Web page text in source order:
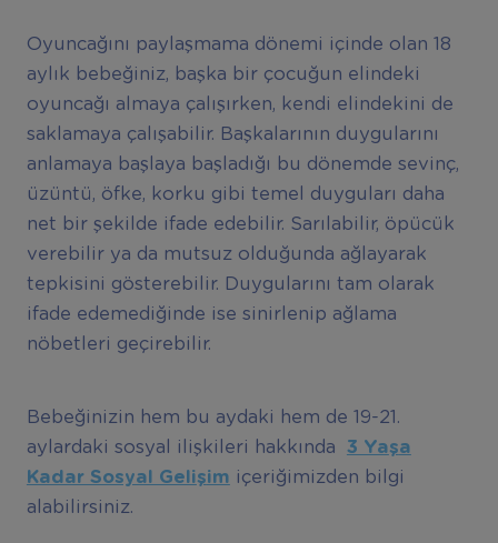
Oyuncağını paylaşmama dönemi içinde olan 18
aylık bebeğiniz, başka bir çocuğun elindeki
oyuncağı almaya çalışırken, kendi elindekini de
saklamaya çalışabilir. Başkalarının duygularını
anlamaya başlaya başladığı bu dönemde sevinç,
üzüntü, öfke, korku gibi temel duyguları daha
net bir şekilde ifade edebilir. Sarılabilir, öpücük
verebilir ya da mutsuz olduğunda ağlayarak
tepkisini gösterebilir. Duygularını tam olarak
ifade edemediğinde ise sinirlenip ağlama
nöbetleri geçirebilir.
Bebeğinizin hem bu aydaki hem de 19-21.
aylardaki sosyal ilişkileri hakkında 3 Yaşa
Kadar Sosyal Gelişim içeriğimizden bilgi
alabilirsiniz.